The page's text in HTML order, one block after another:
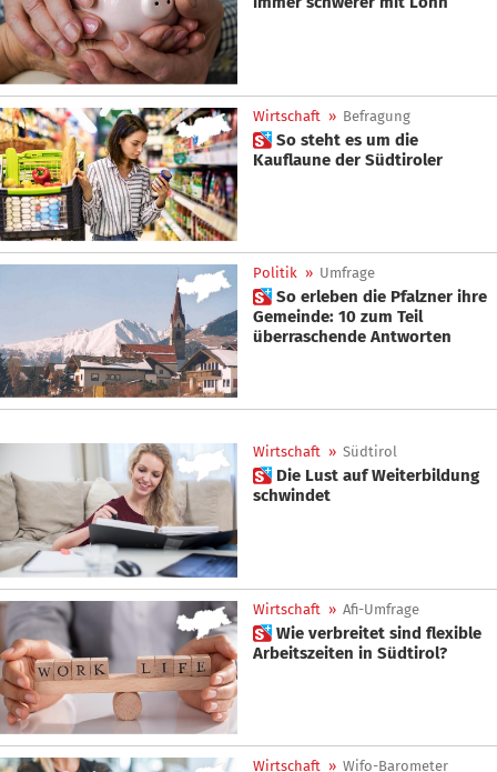
Wirtschaft » Befragung
 So steht es um die
Kauflaune der Südtiroler
Politik » Umfrage
 So erleben die Pfalzner ihre
Gemeinde: 10 zum Teil
überraschende Antworten
Wirtschaft » Südtirol
 Die Lust auf Weiterbildung
schwindet
Wirtschaft » Afi-Umfrage
 Wie verbreitet sind flexible
Arbeitszeiten in Südtirol?
Wirtschaft » Wifo-Barometer